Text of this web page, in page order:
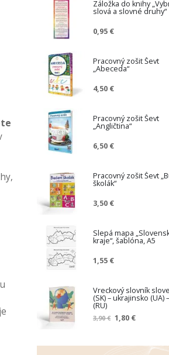
Záložka do knihy
slová a slovné druhy“
0,95 €
Pracovný zošit Ševt
„Abeceda“
4,50 €
Pracovný zošit Ševt
„Angličtina“
6,50 €
Pracovný zošit Ševt
školák“
3,50 €
Slepá mapa
kraje“, šablóna, A5
1,55 €
Vreckový slovník
(SK) – ukrajinsko (UA)
(RU)
3,90 €
Z
ž
1,80 €